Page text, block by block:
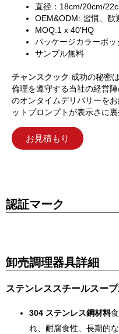
直径：18cm/20cm/
OEM&ODM: 習慣、歓
MOQ:1 x 40'HQ
パッケージカラーボ
サンプル無料
チャンスクック 成功の秘密
倫理を遵守する当社の経営
のオンタイムデリバリーを
ットプロンプトが表示さに
お見積もり
認証マーク
卸売調理器具詳細
ステンレススチールスー
304 ステンレス鋼材料
れ、耐腐食性、長期的